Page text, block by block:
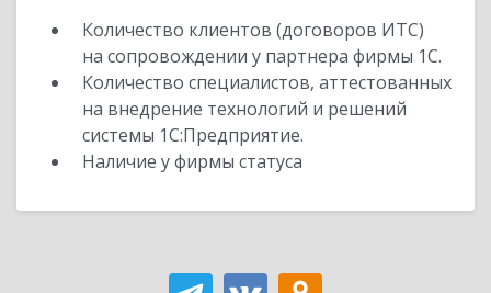
Количество клиентов (договоров ИТС)
на сопровождении у партнера фирмы 1С.
Количество специалистов, аттестованных
на внедрение технологий и решений
системы 1С:Предприятие.
Наличие у фирмы статуса